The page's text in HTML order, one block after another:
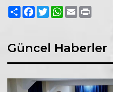
PaylaşFacebook
TwitterWhatsApp
Email
Güncel Haberler